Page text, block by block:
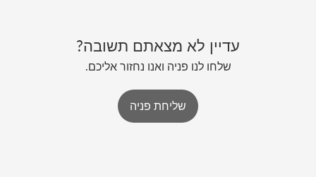
עדיין לא מצאתם תשובה?
שלחו לנו פניה ואנו נחזור אליכם.
שליחת פניה